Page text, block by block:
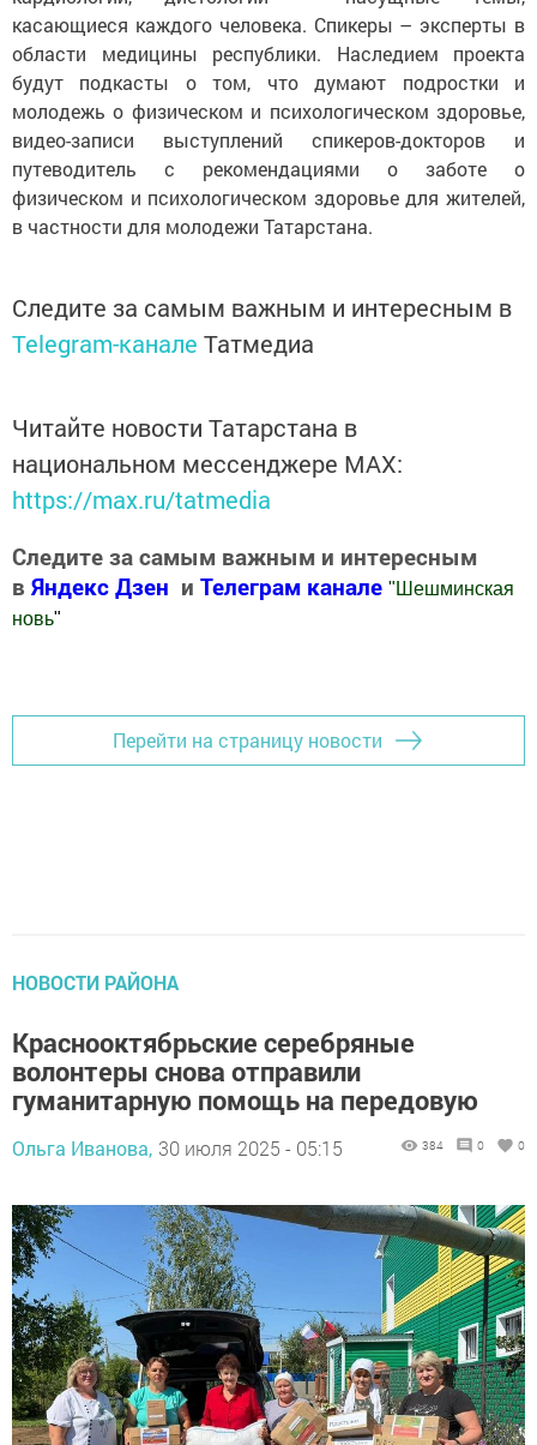
касающиеся каждого человека. Спикеры – эксперты в
области медицины республики. Наследием проекта
будут подкасты о том, что думают подростки и
молодежь о физическом и психологическом здоровье,
видео-записи выступлений спикеров-докторов и
путеводитель с рекомендациями о заботе о
физическом и психологическом здоровье для жителей,
в частности для молодежи Татарстана.
Следите за самым важным и интересным в
Telegram-канале Татмедиа
Читайте новости Татарстана в
национальном мессенджере MАХ:
https://max.ru/tatmedia
Следите за самым важным и интересным
в Яндекс Дзен и Телеграм канале " Шешминская
новь"
Перейти на страницу новости
НОВОСТИ РАЙОНА
Краснооктябрьские серебряные
волонтеры снова отправили
гуманитарную помощь на передовую
Ольга Иванова, 30 июля 2025 - 05:15 384 0 0